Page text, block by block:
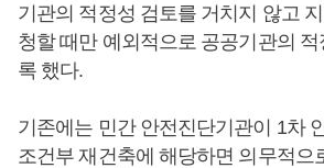
기관의 적정성 검토를 거치지 않고
청할 때만 예외적으로 공공기관의
록 했다.
기존에는 민간 안전진단기관이 1차
조건부 재건축에 해당하면 의무적으